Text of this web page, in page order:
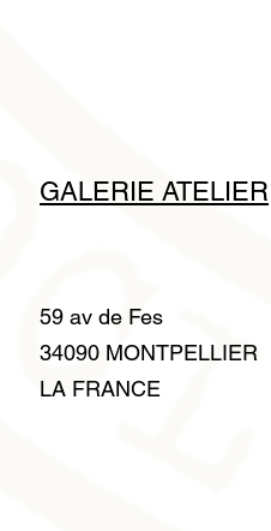
GALERIE ATELIER
59 av de Fes
34090 MONTPELLIER
LA FRANCE